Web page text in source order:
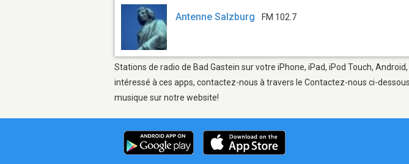
Antenne Salzburg FM 102.7
Stations de radio de Bad Gastein sur votre iPhone, iPad, iPod Touch,
intéressé à ces apps, contactez-nous à travers le Contactez-nous ci-
musique sur notre website!